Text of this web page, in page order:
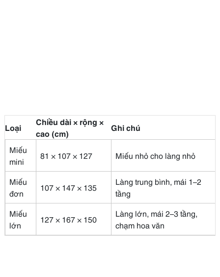
Loại
Chiều dài × rộng ×
cao (cm)
Ghi chú
Miếu
mini
81 × 107 × 127 Miếu nhỏ cho làng nhỏ
Miếu
đơn
107 × 147 × 135
Làng trung bình, mái 1–2
tầng
Miếu
lớn
127 × 167 × 150
Làng lớn, mái 2–3 tầng,
chạm hoa văn